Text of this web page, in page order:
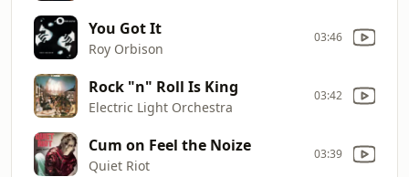
You Got It
Roy Orbison
03:46
Rock "n" Roll Is King
Electric Light Orchestra
03:42
Cum on Feel the Noize
Quiet Riot
03:39